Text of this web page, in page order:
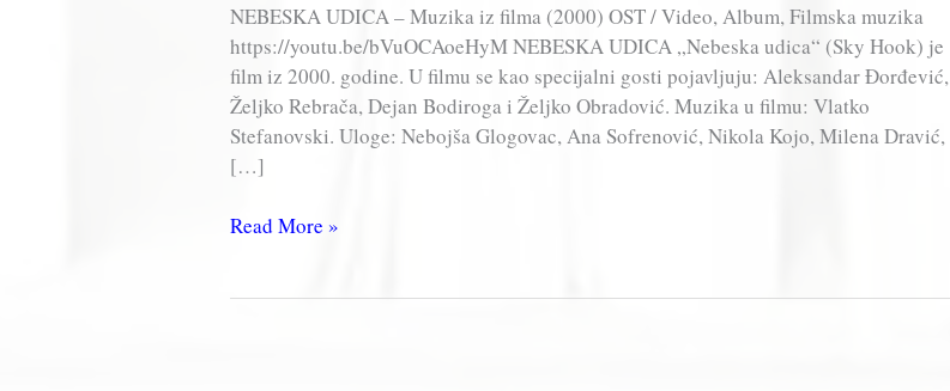
NEBESKA UDICA – Muzika iz filma (2000) OST / Video, Album, Filmska muzika
https://youtu.be/bVuOCAoeHyM NEBESKA UDICA „Nebeska udica“ (Sky Hook) je
film iz 2000. godine. U filmu se kao specijalni gosti pojavljuju: Aleksandar Đorđević,
Željko Rebrača, Dejan Bodiroga i Željko Obradović. Muzika u filmu: Vlatko
Stefanovski. Uloge: Nebojša Glogovac, Ana Sofrenović, Nikola Kojo, Milena Dravić,
[…]
NEBESKA
Read More »